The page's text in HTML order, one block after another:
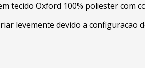
tecido Oxford 100% poliester com
levemente devido a configuracao